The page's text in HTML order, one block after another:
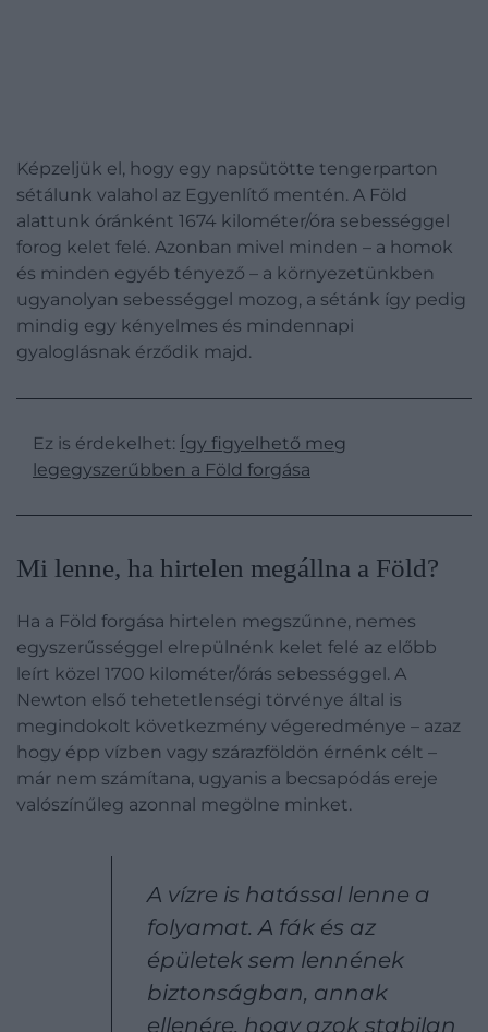
Képzeljük el, hogy egy napsütötte tengerparton
sétálunk valahol az Egyenlítő mentén. A Föld
alattunk óránként 1674 kilométer/óra sebességgel
forog kelet felé. Azonban mivel minden – a homok
és minden egyéb tényező – a környezetünkben
ugyanolyan sebességgel mozog, a sétánk így pedig
mindig egy kényelmes és mindennapi
gyaloglásnak érződik majd.
Ez is érdekelhet: Így figyelhető meg
legegyszerűbben a Föld forgása
Mi lenne, ha hirtelen megállna a Föld?
Ha a Föld forgása hirtelen megszűnne, nemes
egyszerűsséggel elrepülnénk kelet felé az előbb
leírt közel 1700 kilométer/órás sebességgel. A
Newton első tehetetlenségi törvénye által is
megindokolt következmény végeredménye – azaz
hogy épp vízben vagy szárazföldön érnénk célt –
már nem számítana, ugyanis a becsapódás ereje
valószínűleg azonnal megölne minket.
A vízre is hatással lenne a
folyamat. A fák és az
épületek sem lennének
biztonságban, annak
ellenére, hogy azok stabilan